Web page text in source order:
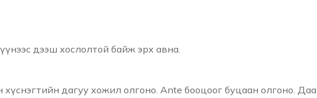
дээш хослолтой байж эрх авна.
хүснэгтийн дагуу хожил олгоно. Ante бооцоог буцаан олгоно.